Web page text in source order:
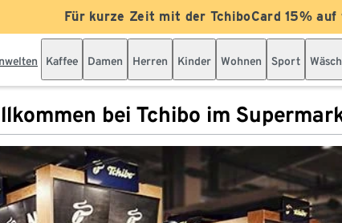
Für kurze Zeit mit der TchiboCard 15%
Kaffee Damen Herren Kinder Wohnen Sport
bei Tchibo im